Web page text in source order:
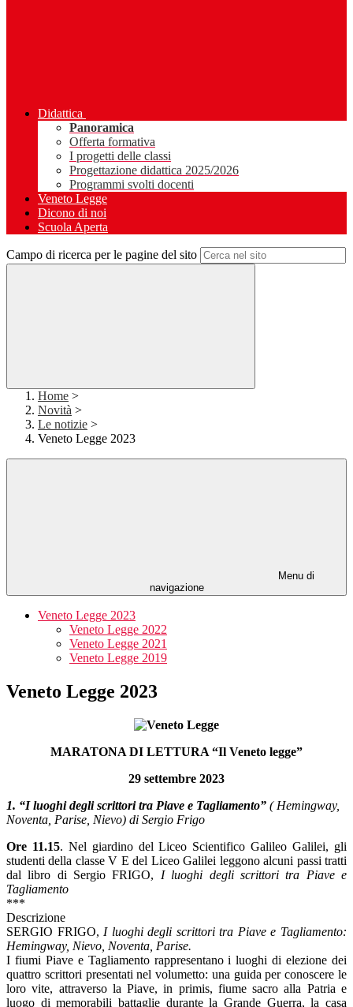
Didattica
Panoramica
Offerta formativa
I progetti delle classi
Progettazione didattica 2025/2026
Programmi svolti docenti
Veneto Legge
Dicono di noi
Scuola Aperta
Campo di ricerca per le pagine del sito
Home >
Novità >
Le notizie >
Veneto Legge 2023
Menu di
navigazione
Veneto Legge 2023
Veneto Legge 2022
Veneto Legge 2021
Veneto Legge 2019
Veneto Legge 2023
MARATONA DI LETTURA “Il Veneto legge”
29 settembre 2023
1. “I luoghi degli scrittori tra Piave e Tagliamento” ( Hemingway,
Noventa, Parise, Nievo) di Sergio Frigo
Ore 11.15. Nel giardino del Liceo Scientifico Galileo Galilei, gli
studenti della classe V E del Liceo Galilei leggono alcuni passi tratti
dal libro di Sergio FRIGO, I luoghi degli scrittori tra Piave e
Tagliamento
***
Descrizione
SERGIO FRIGO, I luoghi degli scrittori tra Piave e Tagliamento:
Hemingway, Nievo, Noventa, Parise.
I fiumi Piave e Tagliamento rappresentano i luoghi di elezione dei
quattro scrittori presentati nel volumetto: una guida per conoscere le
loro vite, attraverso la Piave, in primis, fiume sacro alla Patria e
luogo di memorabili battaglie durante la Grande Guerra, la casa